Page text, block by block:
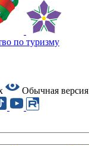
по туризму
Обычная версия